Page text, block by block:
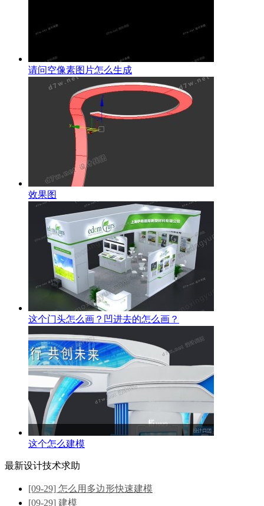
请问空像素图片怎么生成
效果图
这个门头怎么画？凹进去的怎么画？
这个怎么建模
最新设计技术求助
[09-29] 怎么用多边形快速建模
[09-29] 建模